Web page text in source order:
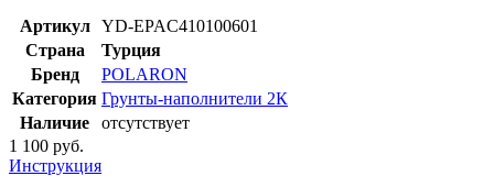
Артикул
YD-EPAC410100601
Страна
Турция
Бренд
POLARON
Категория Грунты-наполнители 2К
Наличие
отсутствует
1 100 руб.
Инструкция